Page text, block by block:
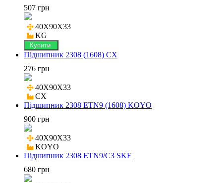
507 грн
40X90X33
KG
Купити
Підшипник 2308 (1608) CX
276 грн
40X90X33
CX
Підшипник 2308 ETN9 (1608) KOYO
900 грн
40X90X33
KOYO
Підшипник 2308 ETN9/C3 SKF
680 грн